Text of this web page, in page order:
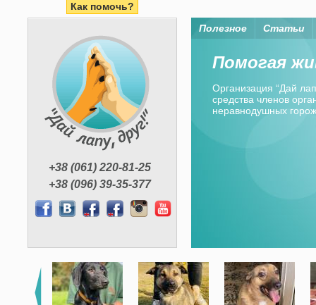
Как помочь?
+38 (061) 220-81-25
+38 (096) 39-35-377
Полезное Статьи
Помогая
Организация “Дай
средства членов
неравнодушных